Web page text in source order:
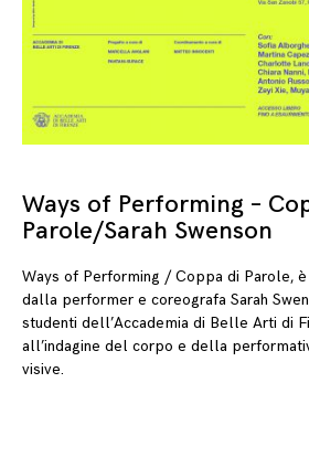
Ways of Performing –
Parole/Sarah Swenson
Ways of Performing / Coppa di Parole,
dalla performer e coreografa Sarah
studenti dell’Accademia di Belle Arti di
all’indagine del corpo e della
visive.